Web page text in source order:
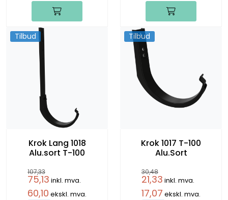
Tilbud
Krok Lang 1018
Alu.sort T-100
107,33
75,13 inkl. mva.
60,10 ekskl. mva.
Tilbud
Krok 1017 T-100
Alu.Sort
30,48
21,33 inkl. mva.
17,07 ekskl. mva.